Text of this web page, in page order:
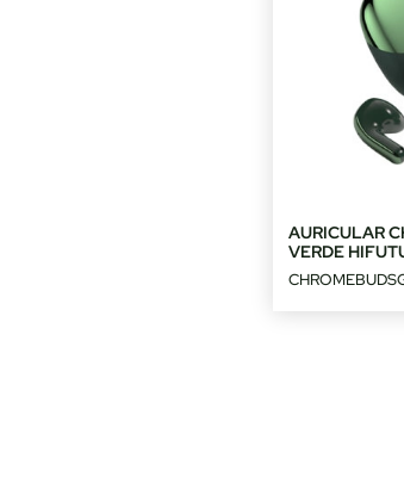
AURICULAR
VERDE